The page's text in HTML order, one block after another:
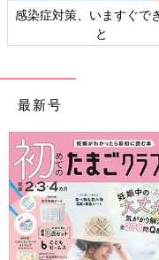
」赤ちゃん・
日本外
最新号